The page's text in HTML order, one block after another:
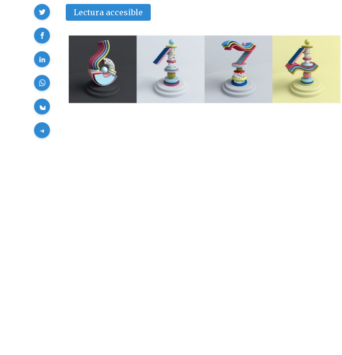
Lectura accesible
Compartir